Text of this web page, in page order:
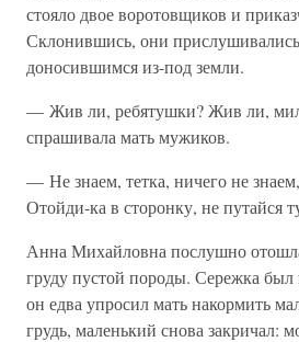
стояло двое воротовщиков и
Склонившись, они
доносившимся из-под земли.
— Жив ли, ребятушки? Жив ли,
спрашивала мать мужиков.
— Не знаем, тетка, ничего не
Отойди-ка в сторонку, не путайся
Анна Михайловна послушно
груду пустой породы. Сережка был
он едва упросил мать накормить
грудь, маленький снова закричал: